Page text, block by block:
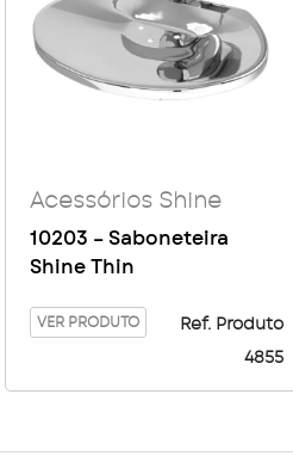
Acessórios Shine
10203 – Saboneteira
Shine Thin
VER PRODUTO
Ref. Produto
4855